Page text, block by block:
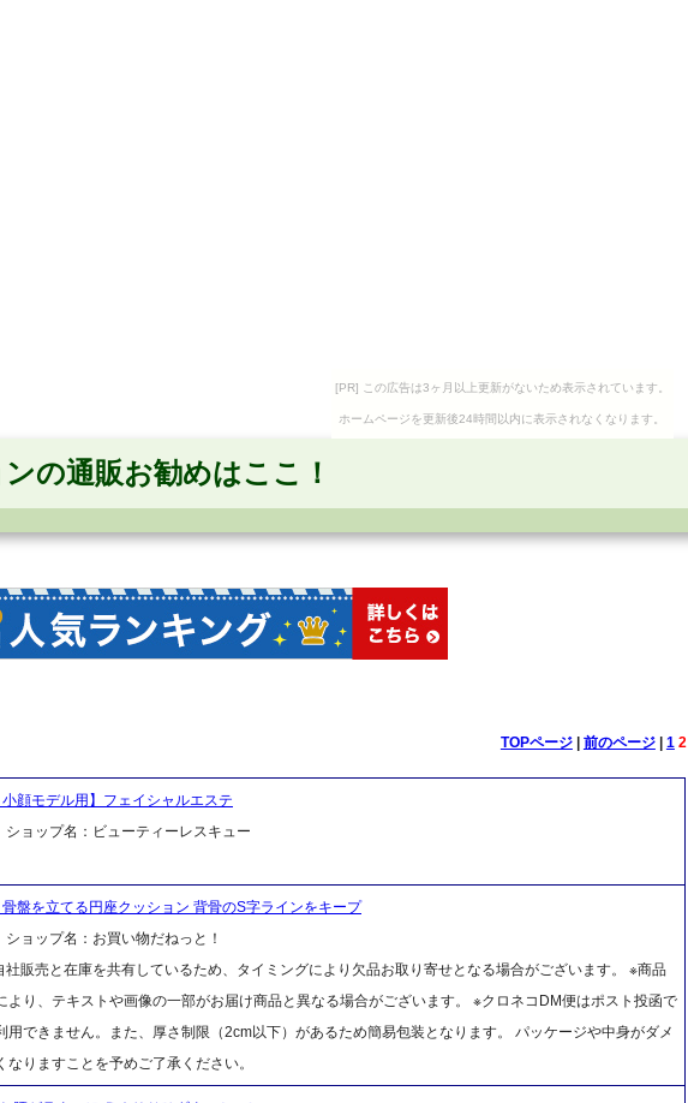
[PR] この広告は3ヶ月以上更新がないため表示されています。
ホームページを更新後24時間以内に表示されなくなります。
の通販お勧めはここ！
TOPページ| 前のページ| 1 2
小顔モデル用】フェイシャルエステ
ショップ名：ビューティーレスキュー
骨盤を立てる円座クッション 背骨のS字ラインをキープ
ショップ名：お買い物だねっと！
社販売と在庫を共有しているため、タイミングにより欠品お取り寄せとなる場合がございます。 ※商品
より、テキストや画像の一部がお届け商品と異なる場合がございます。 ※クロネコDM便はポスト投函で
用できません。また、厚さ制限（2cm以下）があるため簡易包装となります。 パッケージや中身がダメ
なりますことを予めご了承ください。